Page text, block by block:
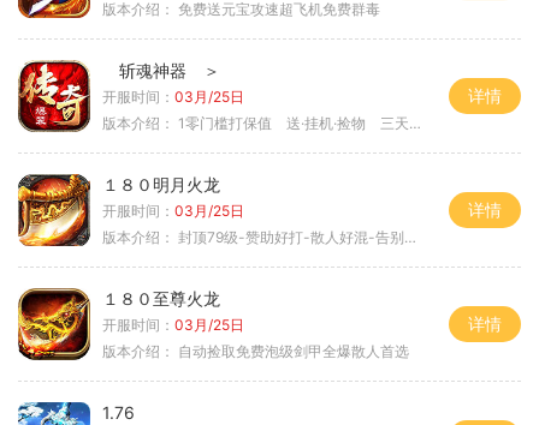
版本介绍： 免费送元宝攻速超飞机免费群毒
斩魂神器 ＞
开服时间： 03月/25日
版本介绍： 1零门槛打保值 送·挂机·捡物 三天合区
详情
１８０明月火龙
开服时间： 03月/25日
版本介绍： 封顶79级-赞助好打-散人好混-告别坑服
详情
１８０至尊火龙
开服时间： 03月/25日
版本介绍： 自动捡取免费泡级剑甲全爆散人首选
详情
1.76